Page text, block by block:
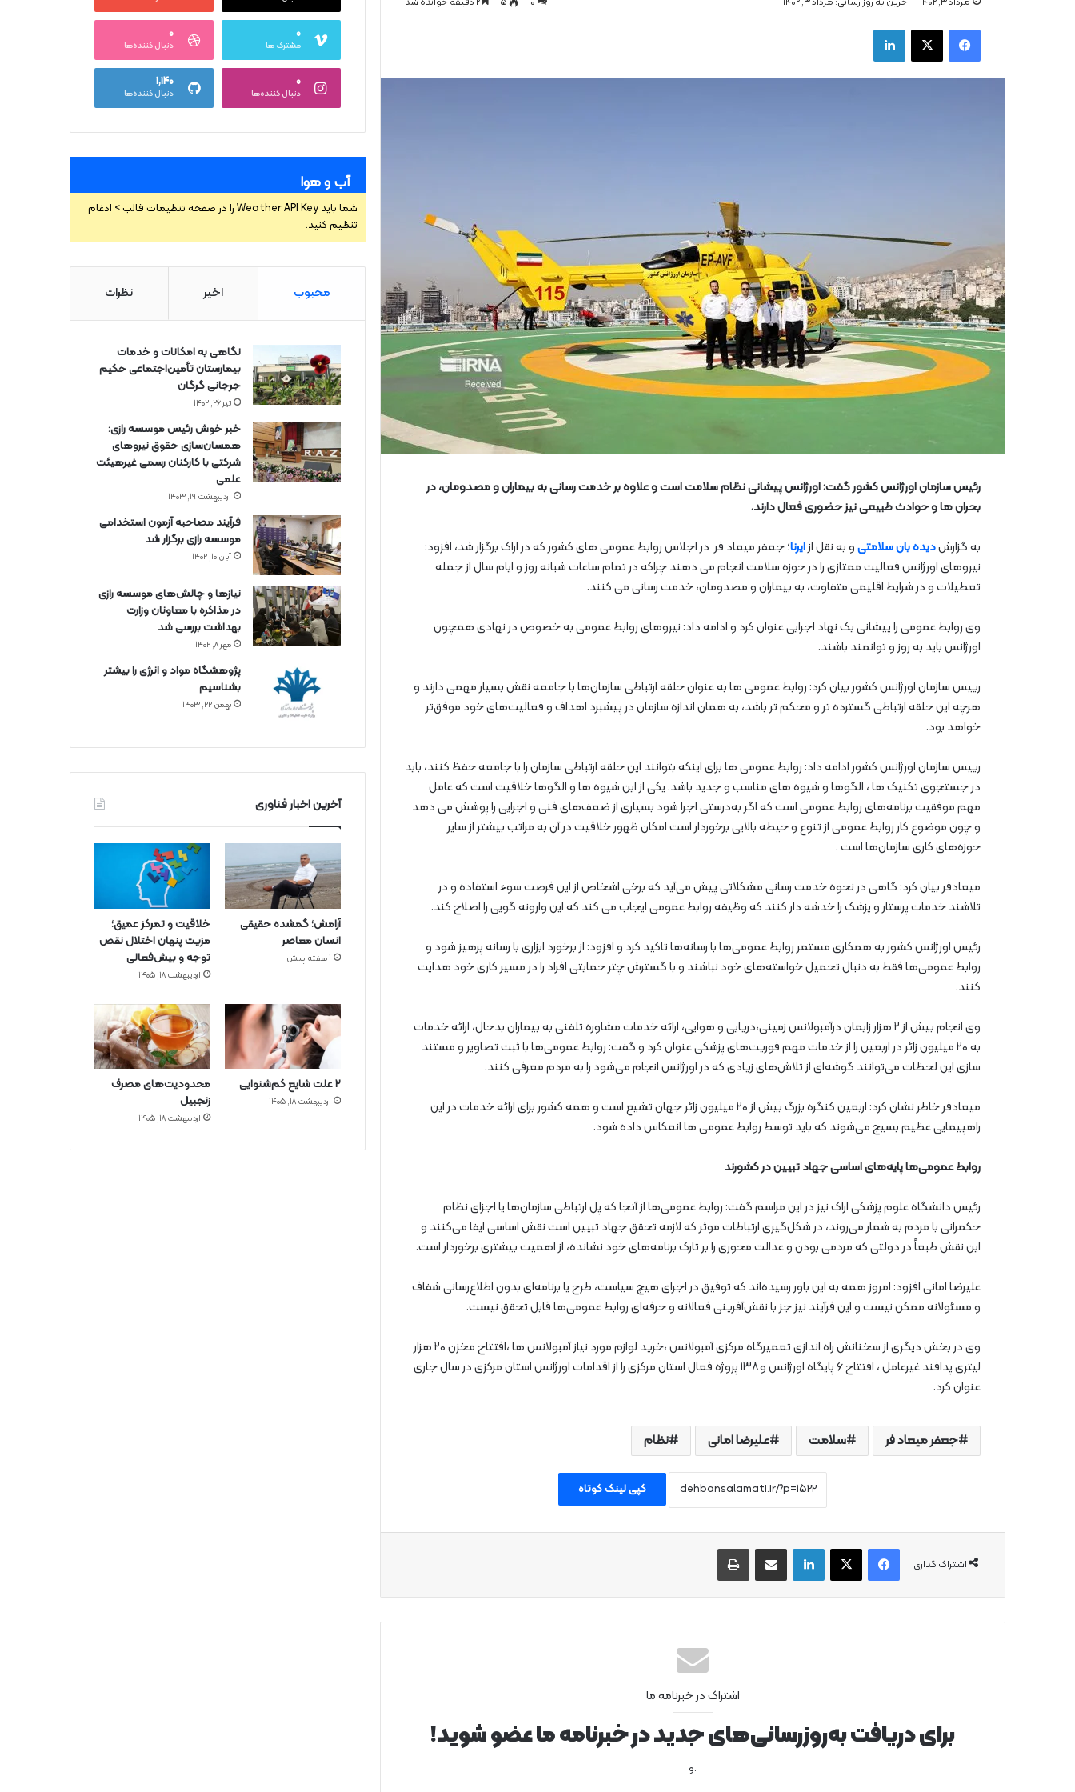
فیس بوک
رئیس سازمان اورژانس کشور گفت: اورژانس پیشانی نظام سلامت است و علاوه بر خدمت رسانی به بیماران و مصدومان، در
بحران ها و حوادث طبیعی نیز حضوری فعال دارند.
به گزارشدیده بان سلامتیو به نقل ازایرنا؛ جعفر میعاد فر در اجلاس روابط عمومی های کشور که در اراک برگزار شد، افزود:
نیروهای اورژانس فعالیت ممتازی را در حوزه سلامت انجام می دهند چراکه در تمام ساعات شبانه روز و ایام سال از جمله
تعطیلات و در شرایط اقلیمی متفاوت، به بیماران و مصدومان، خدمت رسانی می کنند.
وی روابط عمومی را پیشانی یک نهاد اجرایی عنوان کرد و ادامه داد: نیروهای روابط عمومی به خصوص در نهادی همچون
اورژانس باید به روز و توانمند باشند.
رییس سازمان اورژانس کشور بیان کرد: روابط عمومی ها به عنوان حلقه ارتباطی سازمان‌ها با جامعه نقش بسیار مهمی دارند و
هرچه این حلقه ارتباطی گسترده تر و محکم تر باشد، به همان اندازه سازمان در پیشبرد اهداف و فعالیت‌های خود موفق‌تر
خواهد بود.
رییس سازمان اورژانس کشور ادامه داد: روابط عمومی ها برای اینکه بتوانند این حلقه ارتباطی سازمان را با جامعه حفظ کنند، باید
در جستجوی تکنیک ها ، الگوها و شیوه های مناسب و جدید باشد. یکی از این شیوه ها و الگوها خلاقیت است که عامل
مهم موفقیت برنامه‌های روابط عمومی است که اگر به‌درستی اجرا شود بسیاری از ضعف‌های فنی و اجرایی را پوشش می دهد
و چون موضوع کار روابط عمومی از تنوع و حیطه بالایی برخوردار است امکان ظهور خلاقیت در آن به مراتب بیشتر از سایر
حوزه‌های کاری سازمان‌ها است .
میعادفر بیان کرد: گاهی در نحوه خدمت رسانی مشکلاتی پیش می‌آید که برخی اشخاص از این فرصت سوء استفاده و در
تلاشند خدمات پرستار و پزشک را خدشه دار کنند که وظیفه روابط عمومی ایجاب می کند که این وارونه گویی را اصلاح کند.
رئیس اورژانس کشور به همکاری مستمر روابط عمومی‌ها با رسانه‌ها تاکید کرد و افزود: از برخورد ابزاری با رسانه پرهیز شود و
روابط عمومی‌ها فقط به دنبال تحمیل خواسته‌های خود نباشند و با گسترش چتر حمایتی افراد را در مسیر کاری خود هدایت
کنند.
وی انجام بیش از ۲ هزار زایمان درآمبولانس زمینی،دریایی و هوایی، ارائه خدمات مشاوره تلفنی به بیماران بدحال، ارائه خدمات
به ۲۰ میلیون زائر در اربعین را از خدمات مهم فوریت‌های پزشکی عنوان کرد و گفت: روابط عمومی‌ها با ثبت تصاویر و مستند
سازی این لحظات می‌توانند گوشه‌ای از تلاش‌های زیادی که در اورژانس انجام می‌شود را به مردم معرفی کنند.
میعادفر خاطر نشان کرد: اربعین کنگره بزرگ بیش از ۲۰ میلیون زائر جهان تشیع است و همه کشور برای ارائه خدمات در این
راهپیمایی عظیم بسیج می‌شوند که باید توسط روابط عمومی ها انعکاس داده شود.
روابط عمومی‌ها پایه‌های اساسی جهاد تبیین در کشورند
رئیس دانشگاه علوم پزشکی اراک نیز در این مراسم گفت: روابط عمومی‌ها از آنجا که پل ارتباطی سازمان‌ها یا اجزای نظام
حکمرانی با مردم به شمار می‌روند، در شکل‌گیری ارتباطات موثر که لازمه تحقق جهاد تبیین است نقش اساسی ایفا می‌کنند و
این نقش طبعاً در دولتی که مردمی بودن و عدالت محوری را بر تارک برنامه‌های خود نشانده، از اهمیت بیشتری برخوردار است.
علیرضا امانی افزود: امروز همه به این باور رسیده‌اند که توفیق در اجرای هیچ سیاست، طرح یا برنامه‌ای بدون اطلاع‌رسانی شفاف
و مسئولانه ممکن نیست و این فرآیند نیز جز با نقش‌آفرینی فعالانه و حرفه‌ای روابط عمومی‌ها قابل تحقق نیست.
وی در بخش دیگری از سخنانش راه اندازی تعمیرگاه مرکزی آمبولانس ،خرید لوازم مورد نیاز آمبولانس ها ،افتتاح مخزن ۲۰ هزار
لیتری پدافند غیرعامل ، افتتاح ۶ پایگاه اورژانس و ۱۳۸ پروژه فعال استان مرکزی را از اقدامات اورژانس استان مرکزی در سال جاری
عنوان کرد.
جعفر میعاد فر سلامت علیرضا امانی نظام
کپی لینک کوتاه
اشتراک گذاری
فیس بوک لینکدین از طریق ایمیل به اشتراک بگذارید
اشتراک در خبرنامه ما
برای دریافت به‌روزرسانی‌های جدید در خبرنامه ما عضو شوید!
.و
۰
مشترک ها
۰
دنبال کننده‌ها
۰
دنبال کننده‌ها
۱,۱۴۰
دنبال کننده‌ها
آب و هوا
شما باید Weather API Key را در صفحه تنظیمات قالب > ادغام
تنظیم کنید.
محبوب اخیر نظرات
نگاهی به امکانات و خدمات
بیمارستان تأمین‌اجتماعی حکیم
جرجانی گرگان
تیر ۲۶, ۱۴۰۲
خبر خوش رئیس موسسه رازی:
همسان‌سازی حقوق نیروهای
شرکتی با کارکنان رسمی غیرهیئت
علمی
اردیبهشت ۱۹, ۱۴۰۳
فرآیند مصاحبه آزمون استخدامی
موسسه رازی برگزار شد
آبان ۱۰, ۱۴۰۲
نیازها و چالش‌های موسسه رازی
در مذاکره با معاونان وزارت
بهداشت بررسی شد
مهر ۸, ۱۴۰۲
پژوهشگاه مواد و انرژی را بیشتر
بشناسیم
بهمن ۲۲, ۱۴۰۳
آخرین اخبار فناوری
آرامش؛ گمشده حقیقی
انسان معاصر
1 هفته پیش
خلاقیت و تمرکز عمیق؛
مزیت پنهان اختلال نقص
توجه و بیش‌فعالی
اردیبهشت ۱۸, ۱۴۰۵
۲ علت شایع‌ کم‌شنوایی
اردیبهشت ۱۸, ۱۴۰۵
محدودیت‌های مصرف
زنجبیل
اردیبهشت ۱۸, ۱۴۰۵